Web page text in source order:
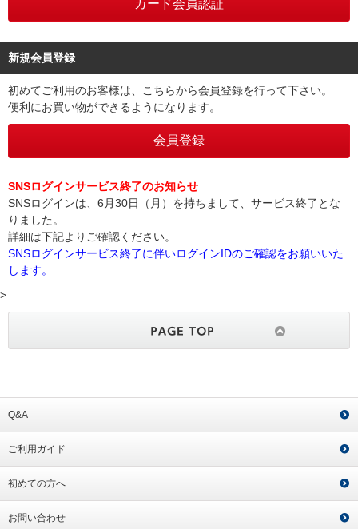
新規会員登録
初めてご利用のお客様は、こちらから会員登録を行って下さい。
便利にお買い物ができるようになります。
SNSログインサービス終了のお知らせ
SNSログインは、6月30日（月）を持ちまして、サービス終了とな
りました。
詳細は下記よりご確認ください。
SNSログインサービス終了に伴いログインIDのご確認をお願いいた
します。
>
Q&A
ご利用ガイド
初めての方へ
お問い合わせ